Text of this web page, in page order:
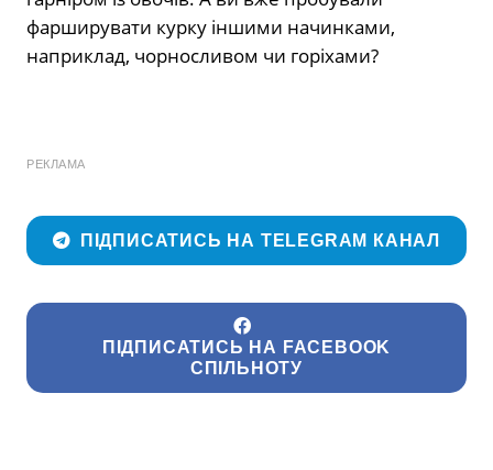
фарширувати курку іншими начинками,
наприклад, чорносливом чи горіхами?
РЕКЛАМА
ПІДПИСАТИСЬ НА TELEGRAM КАНАЛ
ПІДПИСАТИСЬ НА FACEBOOK
СПІЛЬНОТУ